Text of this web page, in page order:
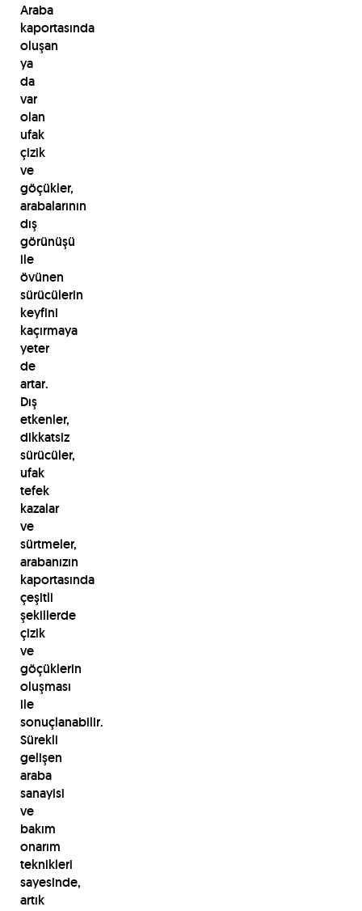
Araba
kaportasında
oluşan
ya
da
var
olan
ufak
çizik
ve
göçükler,
arabalarının
dış
görünüşü
ile
övünen
sürücülerin
keyfini
kaçırmaya
yeter
de
artar.
Dış
etkenler,
dikkatsiz
sürücüler,
ufak
tefek
kazalar
ve
sürtmeler,
arabanızın
kaportasında
çeşitli
şekillerde
çizik
ve
göçüklerin
oluşması
ile
sonuçlanabilir.
Sürekli
gelişen
araba
sanayisi
ve
bakım
onarım
teknikleri
sayesinde,
artık